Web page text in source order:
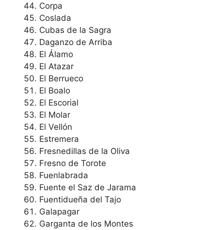
Corpa
Coslada
Cubas de la Sagra
Daganzo de Arriba
El Álamo
El Atazar
El Berrueco
El Boalo
El Escorial
El Molar
El Vellón
Estremera
Fresnedillas de la Oliva
Fresno de Torote
Fuenlabrada
Fuente el Saz de Jarama
Fuentidueña del Tajo
Galapagar
Garganta de los Montes